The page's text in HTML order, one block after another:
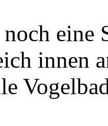
innen